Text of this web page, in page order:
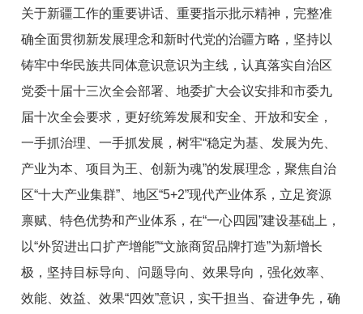
关于新疆工作的重要讲话 、重要指示批示精神，完整准
确全面贯彻新发展理念和新时代党的治疆方略， 坚持以
铸牢中华民族共同体意识意识为主线，认真落实自治区
党委十届十三次全会部署、地委扩大会议安排和市委九
届十次全会要求 ，更好统筹发展和安全、开放和安全 ，
一手抓治理、一手抓发展 ，树牢“稳定为基、 发展为先、
产业为本、项目为王、创新为魂”的发展理念，聚焦自治
区“十大产业集群” 、地区“5+2”现代产业体系 ，立足资源
禀赋、特色优势和产业体系，在“一心四园”建设基础上，
以“外贸进出口扩产增能”“文旅商贸品牌打造”为新增长
极， 坚持目标导向、问题导向、效果导向 ，强化效率、
效能、效益、效果“四效”意识，实干担当、奋进争先，确